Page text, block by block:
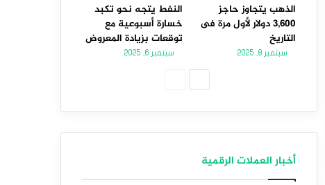
الذهب يتجاوز حاجز
3,600 دولار لأول مرة فى
التاريخ
سبتمبر 8, 2025
النفط يتجه نحو تكبد
خسارة أسبوعية مع
توقعات بزيادة المعروض
سبتمبر 6, 2025
أخبار العملات الرقمية